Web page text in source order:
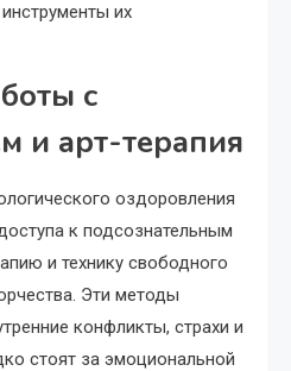
их
с
и арт-терапия
оздоровления
к подсознательным
и технику свободного
Эти методы
конфликты, страхи и
стоят за эмоциональной